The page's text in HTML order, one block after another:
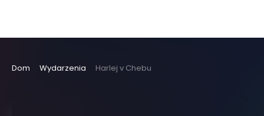
Dom Wydarzenia Harlej v Chebu